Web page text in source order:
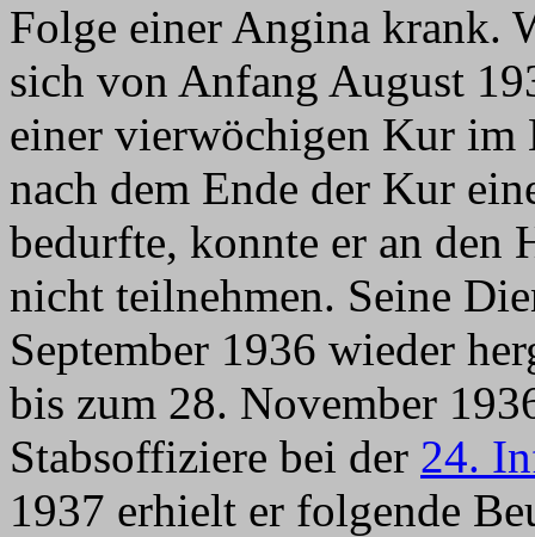
Folge einer Angina krank.
sich von Anfang August
einer vierwöchigen Kur im
nach dem Ende der Kur
bedurfte, konnte er an den
nicht teilnehmen. Seine
September 1936 wieder
bis zum 28. November
Stabsoffiziere bei der 24.
1937 erhielt er folgende